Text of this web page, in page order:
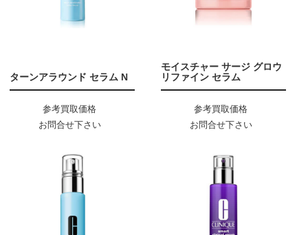
ターンアラウンド セラム N
参考買取価格
お問合せ下さい
モイスチャー サージ グロウ
リファイン セラム
参考買取価格
お問合せ下さい